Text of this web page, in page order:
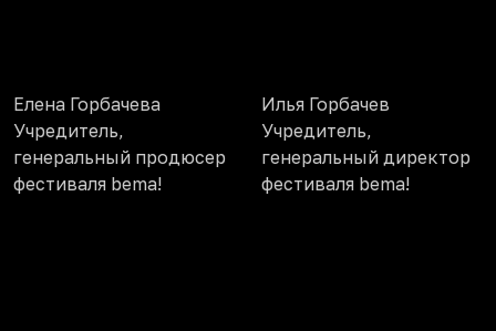
Елена Горбачева
Учредитель,
генеральный продюсер
фестиваля bema!
Илья Горбачев
Учредитель,
генеральный директор
фестиваля bema!